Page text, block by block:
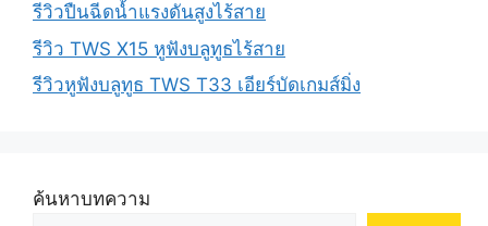
รีวิวปืนฉีดน้ำแรงดันสูงไร้สาย
รีวิว TWS X15 หูฟังบลูทูธไร้สาย
รีวิวหูฟังบลูทูธ TWS T33 เอียร์บัดเกมส์มิ่ง
ค้นหาบทความ